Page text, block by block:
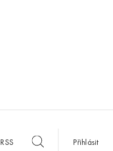
RSS Přihlásit